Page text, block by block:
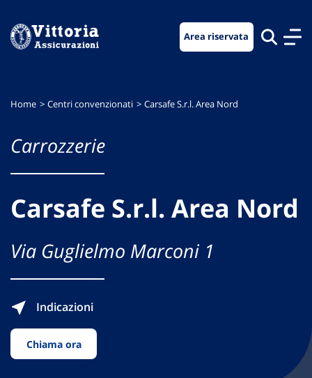
menu
contenuto
footer
Area riservata
Home Centri convenzionati Carsafe S.r.l. Area Nord
Carrozzerie
Carsafe S.r.l. Area Nord
Via Guglielmo Marconi 1
Indicazioni
Chiama ora